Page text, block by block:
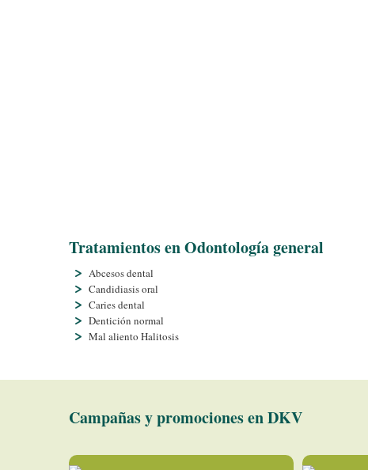
Tratamientos en Odontologí­a general
Abcesos dental
Candidiasis oral
Caries dental
Dentición normal
Mal aliento Halitosis
Campañas y promociones en DKV